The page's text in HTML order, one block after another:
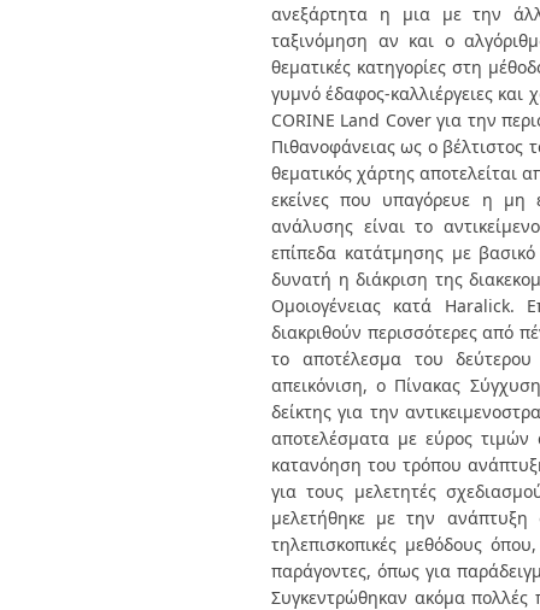
ανεξάρτητα η μια με την
ταξινόμηση αν και ο
θεματικές κατηγορίες στη
γυμνό έδαφος-καλλιέργειες και
CORINE Land Cover για την
Πιθανοφάνειας ως ο βέλτιστος
θεματικός χάρτης αποτελείται
εκείνες που υπαγόρευε η μη
ανάλυσης είναι το
επίπεδα κατάτμησης με
δυνατή η διάκριση της
Ομοιογένειας κατά Haralick.
διακριθούν περισσότερες από
το αποτέλεσμα του δεύτερου
απεικόνιση, ο Πίνακας
δείκτης για την
αποτελέσματα με εύρος
κατανόηση του τρόπου
για τους μελετητές
μελετήθηκε με την
τηλεπισκοπικές μεθόδους
παράγοντες, όπως για
Συγκεντρώθηκαν ακόμα